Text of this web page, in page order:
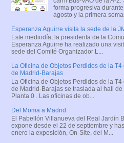
forma progresiva
agosto y la primera
Esperanza Aguirre visita la sede de la
Este mediodía, la presidenta de la
Esperanza Aguirre ha realizado una
sede del Comité Organizador L...
La Oficina de Objetos Perdidos de la
de Madrid-Barajas
La Oficina de Objetos Perdidos de la T4
de Madrid-Barajas se traslada al hall de
Planta 0 . Las oficinas de ob...
Del Moma a Madrid
El Pabellón Villanueva del Real Jardín
expone desde el 22 de septiembre y
enero la exposición, On-Site, del M...